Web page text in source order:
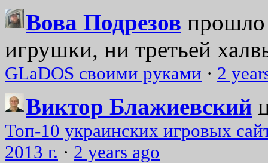
Вова Подрезов прошло
игрушки, ни третьей
GLaDOS своими руками · 2
Виктор Блажиевский
Топ-10 украинских игровых
2013 г. · 2 years ago